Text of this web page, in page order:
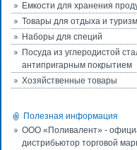
Емкости для хранения
Товары для отдыха и
Наборы для специй
Посуда из углеродистой
антипригарным покрытием
Хозяйственные товары
Полезная информация
ООО «Поливалент» -
дистрибьютор торговой